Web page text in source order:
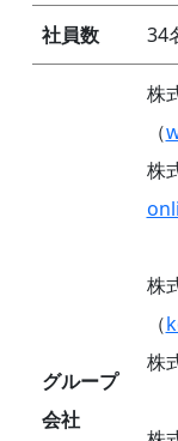
社員数 34
グループ
会社
株
（
株
株
（
株